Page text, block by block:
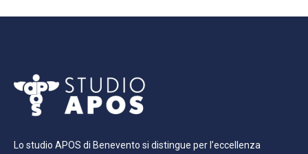
Lo studio APOS di Benevento si distingue per l’eccellenza